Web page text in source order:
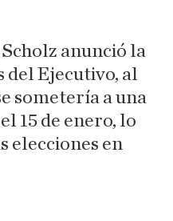
anunció la
del Ejecutivo, al
sometería a una
15 de enero, lo
elecciones en